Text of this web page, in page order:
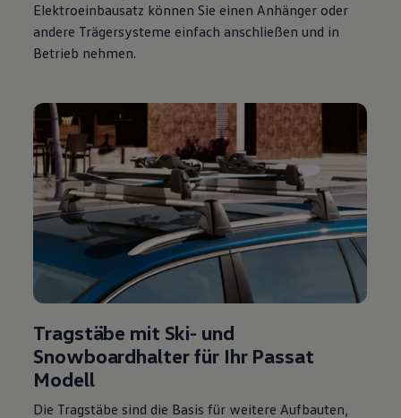
Elektroeinbausatz können Sie einen Anhänger oder
andere Trägersysteme einfach anschließen und in
Betrieb nehmen.
Tragstäbe mit Ski- und
Snowboardhalter für Ihr Passat
Modell
Die Tragstäbe sind die Basis für weitere Aufbauten,